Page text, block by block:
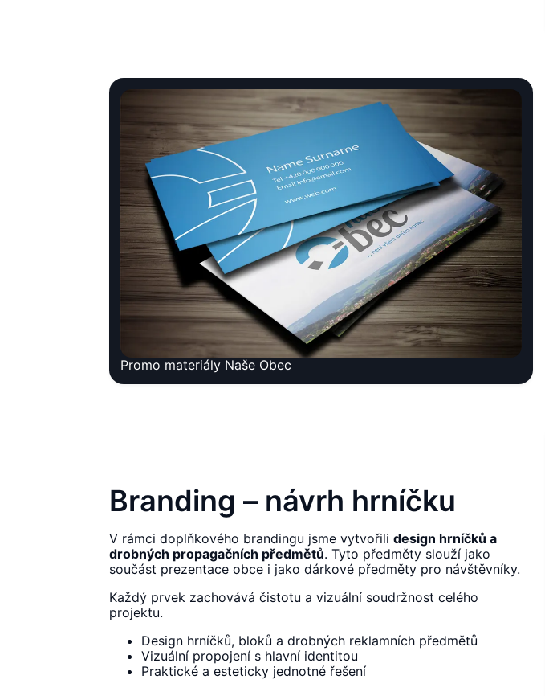
Promo materiály Naše Obec
Branding – návrh hrníčku
V rámci doplňkového brandingu jsme vytvořili design hrníčků a
drobných propagačních předmětů. Tyto předměty slouží jako
součást prezentace obce i jako dárkové předměty pro návštěvníky.
Každý prvek zachovává čistotu a vizuální soudržnost celého
projektu.
Design hrníčků, bloků a drobných reklamních předmětů
Vizuální propojení s hlavní identitou
Praktické a esteticky jednotné řešení